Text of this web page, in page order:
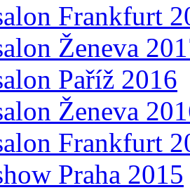
Frankfurt
Ženeva
Paříž 2016
Ženeva
Frankfurt
Praha 2015